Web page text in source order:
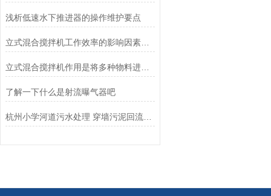
浅析低速水下推进器的操作维护要点
立式混合搅拌机工作效率的影响因素解析
立式混合搅拌机作用是将多种物料进行充分混合
了解一下什么是射流曝气器吧
杭州小学河道污水处理 穿墙污泥回流泵安装维护方法